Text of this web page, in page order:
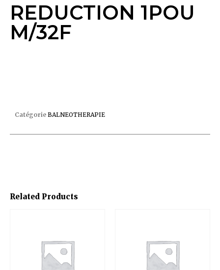
REDUCTION 1POU
M/32F
Related Products
Catégorie BALNEOTHERAPIE